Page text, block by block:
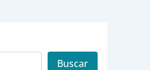
Buscar